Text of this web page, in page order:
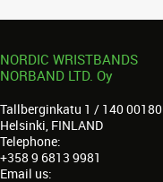
NORDIC WRISTBANDS
NORBAND LTD. Oy
Tallberginkatu 1 / 140 00180
Helsinki, FINLAND
Telephone:
+358 9 6813 9981
Email us: